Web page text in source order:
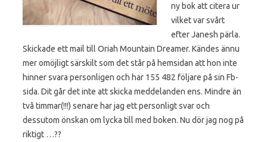
ny bok att citera ur
vilket var svårt
efter Janesh pärla.
Skickade ett mail till Oriah Mountain Dreamer. Kändes ännu
mer omöjligt särskilt som det står på hemsidan att hon inte
hinner svara personligen och har 155 482 följare på sin Fb-
sida. Dit går det inte att skicka meddelanden ens. Mindre än
två timmar(!!!) senare har jag ett personligt svar och
dessutom önskan om lycka till med boken. Nu dör jag nog på
riktigt …??